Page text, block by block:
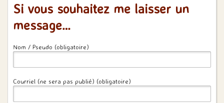
Si vous souhaitez me laisser un
message…
Nom / Pseudo (obligatoire)
Courriel (ne sera pas publié) (obligatoire)